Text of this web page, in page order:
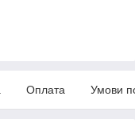
Оплата Умови